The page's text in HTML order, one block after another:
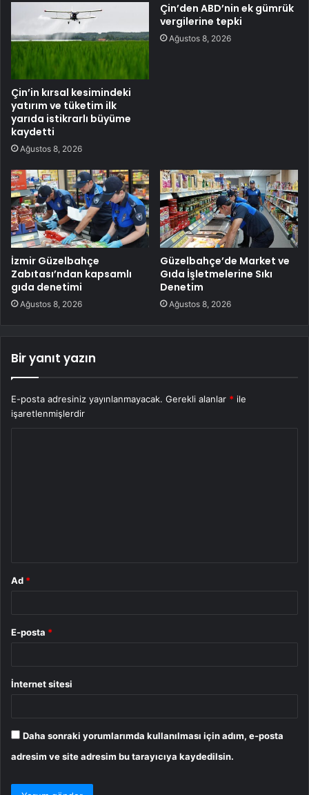
Çin’in kırsal kesimindeki
yatırım ve tüketim ilk
yarıda istikrarlı büyüme
kaydetti
Ağustos 8, 2026
Çin’den ABD’nin ek gümrük
vergilerine tepki
Ağustos 8, 2026
İzmir Güzelbahçe
Zabıtası’ndan kapsamlı
gıda denetimi
Ağustos 8, 2026
Güzelbahçe’de Market ve
Gıda İşletmelerine Sıkı
Denetim
Ağustos 8, 2026
Bir yanıt yazın
E-posta adresiniz yayınlanmayacak. Gerekli alanlar * ile
işaretlenmişlerdir
Ad *
E-posta *
İnternet sitesi
Daha sonraki yorumlarımda kullanılması için adım, e-posta
adresim ve site adresim bu tarayıcıya kaydedilsin.